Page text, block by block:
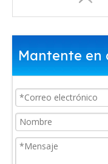
Mantente